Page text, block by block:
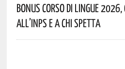
Bonus Corso Di Lingue 2026,
All’INPS E A Chi Spetta